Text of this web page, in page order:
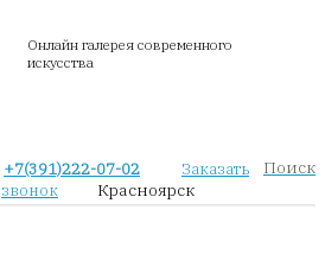
Онлайн галерея современного
искусства
+7(391)222-07-02
Заказать
звонок
Красноярск
Поиск